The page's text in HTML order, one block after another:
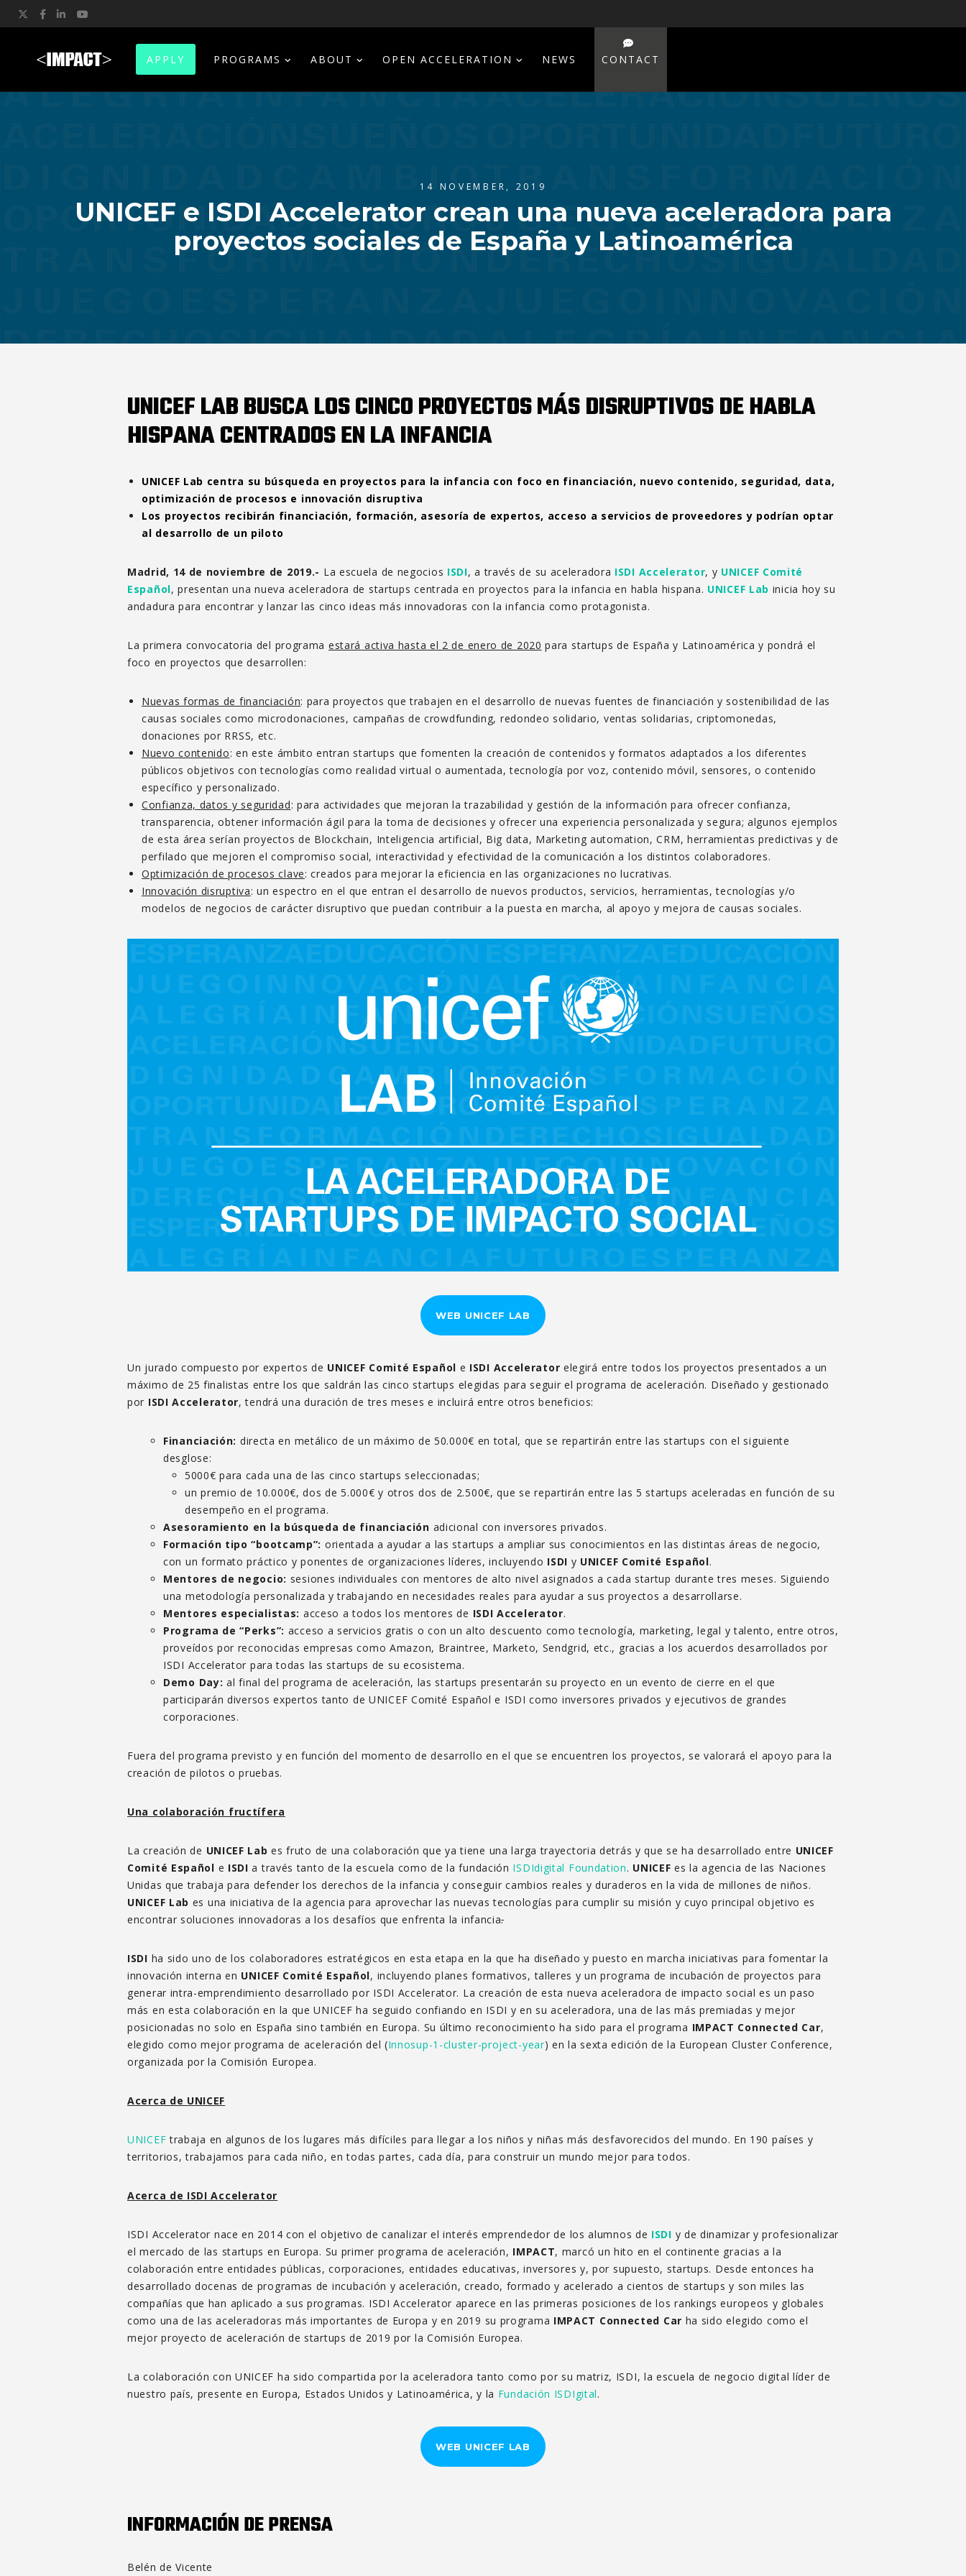
Twitter
Facebook
LinkedIn
APPLY PROGRAMS ABOUT OPEN ACCELERATION NEWS CONTACT
14 NOVEMBER, 2019
UNICEF e ISDI Accelerator crean una nueva aceleradora para
proyectos sociales de España y Latinoamérica
UNICEF LAB BUSCA LOS CINCO PROYECTOS MÁS DISRUPTIVOS DE HABLA
HISPANA CENTRADOS EN LA INFANCIA
UNICEF Lab centra su búsqueda en proyectos para la infancia con foco en financiación, nuevo contenido, seguridad, data,
optimización de procesos e innovación disruptiva
Los proyectos recibirán financiación, formación, asesoría de expertos, acceso a servicios de proveedores y podrían optar
al desarrollo de un piloto
Madrid, 14 de noviembre de 2019.- La escuela de negocios ISDI, a través de su aceleradora ISDI Accelerator, y UNICEF Comité
Español, presentan una nueva aceleradora de startups centrada en proyectos para la infancia en habla hispana. UNICEF Lab inicia hoy su
andadura para encontrar y lanzar las cinco ideas más innovadoras con la infancia como protagonista.
La primera convocatoria del programa estará activa hasta el 2 de enero de 2020 para startups de España y Latinoamérica y pondrá el
foco en proyectos que desarrollen:
Nuevas formas de financiación: para proyectos que trabajen en el desarrollo de nuevas fuentes de financiación y sostenibilidad de las
causas sociales como microdonaciones, campañas de crowdfunding, redondeo solidario, ventas solidarias, criptomonedas,
donaciones por RRSS, etc.
Nuevo contenido: en este ámbito entran startups que fomenten la creación de contenidos y formatos adaptados a los diferentes
públicos objetivos con tecnologías como realidad virtual o aumentada, tecnología por voz, contenido móvil, sensores, o contenido
específico y personalizado.
Confianza, datos y seguridad: para actividades que mejoran la trazabilidad y gestión de la información para ofrecer confianza,
transparencia, obtener información ágil para la toma de decisiones y ofrecer una experiencia personalizada y segura; algunos ejemplos
de esta área serían proyectos de Blockchain, Inteligencia artificial, Big data, Marketing automation, CRM, herramientas predictivas y de
perfilado que mejoren el compromiso social, interactividad y efectividad de la comunicación a los distintos colaboradores.
Optimización de procesos clave: creados para mejorar la eficiencia en las organizaciones no lucrativas.
Innovación disruptiva: un espectro en el que entran el desarrollo de nuevos productos, servicios, herramientas, tecnologías y/o
modelos de negocios de carácter disruptivo que puedan contribuir a la puesta en marcha, al apoyo y mejora de causas sociales.
WEB UNICEF LAB
Un jurado compuesto por expertos de UNICEF Comité Español e ISDI Accelerator elegirá entre todos los proyectos presentados a un
máximo de 25 finalistas entre los que saldrán las cinco startups elegidas para seguir el programa de aceleración. Diseñado y gestionado
por ISDI Accelerator, tendrá una duración de tres meses e incluirá entre otros beneficios:
Financiación: directa en metálico de un máximo de 50.000€ en total, que se repartirán entre las startups con el siguiente
desglose:
5000€ para cada una de las cinco startups seleccionadas;
un premio de 10.000€, dos de 5.000€ y otros dos de 2.500€, que se repartirán entre las 5 startups aceleradas en función de su
desempeño en el programa.
Asesoramiento en la búsqueda de financiación adicional con inversores privados.
Formación tipo “bootcamp”: orientada a ayudar a las startups a ampliar sus conocimientos en las distintas áreas de negocio,
con un formato práctico y ponentes de organizaciones líderes, incluyendo ISDI y UNICEF Comité Español.
Mentores de negocio: sesiones individuales con mentores de alto nivel asignados a cada startup durante tres meses. Siguiendo
una metodología personalizada y trabajando en necesidades reales para ayudar a sus proyectos a desarrollarse.
Mentores especialistas: acceso a todos los mentores de ISDI Accelerator.
Programa de “Perks”: acceso a servicios gratis o con un alto descuento como tecnología, marketing, legal y talento, entre otros,
proveídos por reconocidas empresas como Amazon, Braintree, Marketo, Sendgrid, etc., gracias a los acuerdos desarrollados por
ISDI Accelerator para todas las startups de su ecosistema.
Demo Day: al final del programa de aceleración, las startups presentarán su proyecto en un evento de cierre en el que
participarán diversos expertos tanto de UNICEF Comité Español e ISDI como inversores privados y ejecutivos de grandes
corporaciones.
Fuera del programa previsto y en función del momento de desarrollo en el que se encuentren los proyectos, se valorará el apoyo para la
creación de pilotos o pruebas.
Una colaboración fructífera
La creación de UNICEF Lab es fruto de una colaboración que ya tiene una larga trayectoria detrás y que se ha desarrollado entre UNICEF
Comité Español e ISDI a través tanto de la escuela como de la fundación ISDIdigital Foundation. UNICEFes la agencia de las Naciones
Unidas que trabaja para defender los derechos de la infancia y conseguir cambios reales y duraderos en la vida de millones de niños.
UNICEF Lab es una iniciativa de la agencia para aprovechar las nuevas tecnologías para cumplir su misión y cuyo principal objetivo es
encontrar soluciones innovadoras a los desafíos que enfrenta la infancia.
ISDI ha sido uno de los colaboradores estratégicos en esta etapa en la que ha diseñado y puesto en marcha iniciativas para fomentar la
innovación interna en UNICEF Comité Español, incluyendo planes formativos, talleres y un programa de incubación de proyectos para
generar intra-emprendimiento desarrollado por ISDI Accelerator. La creación de esta nueva aceleradora de impacto social es un paso
más en esta colaboración en la que UNICEF ha seguido confiando en ISDI y en su aceleradora, una de las más premiadas y mejor
posicionadas no solo en España sino también en Europa. Su último reconocimiento ha sido para el programa IMPACT Connected Car,
elegido como mejor programa de aceleración del (Innosup-1-cluster-project-year) en la sexta edición de la European Cluster Conference,
organizada por la Comisión Europea.
Acerca de UNICEF
UNICEF trabaja en algunos de los lugares más difíciles para llegar a los niños y niñas más desfavorecidos del mundo. En 190 países y
territorios, trabajamos para cada niño, en todas partes, cada día, para construir un mundo mejor para todos.
Acerca de ISDI Accelerator
ISDI Accelerator nace en 2014 con el objetivo de canalizar el interés emprendedor de los alumnos de ISDI y de dinamizar y profesionalizar
el mercado de las startups en Europa. Su primer programa de aceleración, IMPACT, marcó un hito en el continente gracias a la
colaboración entre entidades públicas, corporaciones, entidades educativas, inversores y, por supuesto, startups. Desde entonces ha
desarrollado docenas de programas de incubación y aceleración, creado, formado y acelerado a cientos de startups y son miles las
compañías que han aplicado a sus programas. ISDI Accelerator aparece en las primeras posiciones de los rankings europeos y globales
como una de las aceleradoras más importantes de Europa y en 2019 su programa IMPACT Connected Car ha sido elegido como el
mejor proyecto de aceleración de startups de 2019 por la Comisión Europea.
La colaboración con UNICEF ha sido compartida por la aceleradora tanto como por su matriz, ISDI, la escuela de negocio digital líder de
nuestro país, presente en Europa, Estados Unidos y Latinoamérica, y la Fundación ISDIgital.
WEB UNICEF LAB
INFORMACIÓN DE PRENSA
Belén de Vicente